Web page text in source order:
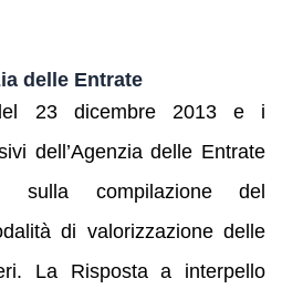
delle Entrate
23 dicembre 2013 e i
dell’Agenzia delle Entrate
sulla compilazione del
di valorizzazione delle
La Risposta a interpello